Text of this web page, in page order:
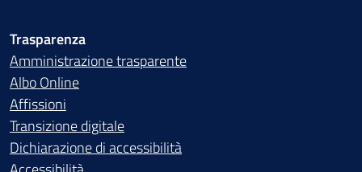
Trasparenza
Amministrazione trasparente
Albo Online
Affissioni
Transizione digitale
Dichiarazione di accessibilità